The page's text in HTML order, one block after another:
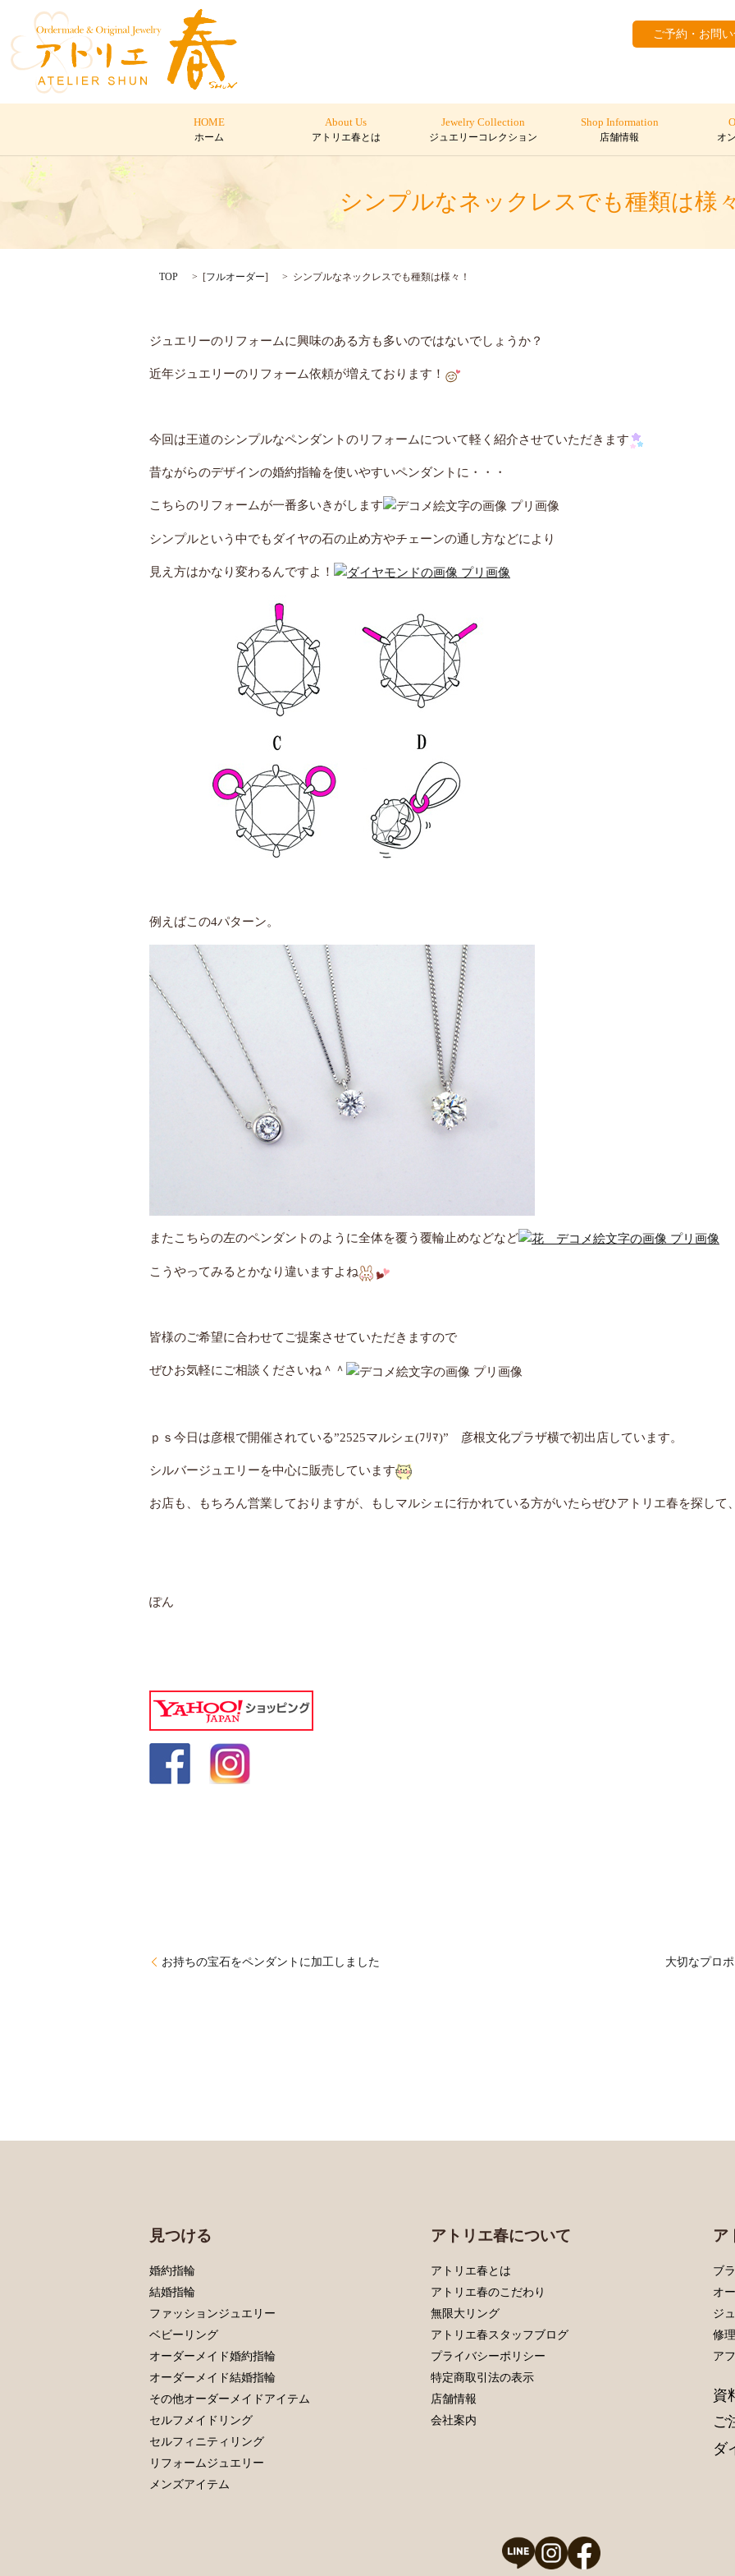
ご予約・お問
HOME
ホーム
About Us
アトリエ春とは
Jewelry Collection
ジュエリーコレクション
Shop Information
店舗情報 オ
シンプルなネックレスでも種類は様
TOP [フルオーダー] シンプルなネックレスでも種類は様々！
ジュエリーのリフォームに興味のある方も多いのではないでしょうか？
近年ジュエリーのリフォーム依頼が増えております！
今回は王道のシンプルなペンダントのリフォームについて軽く紹介させていただきます
昔ながらのデザインの婚約指輪を使いやすいペンダントに・・・
こちらのリフォームが一番多いきがします
シンプルという中でもダイヤの石の止め方やチェーンの通し方などにより
見え方はかなり変わるんですよ！
例えばこの4パターン。
またこちらの左のペンダントのように全体を覆う覆輪止めなどなど
こうやってみるとかなり違いますよね
皆様のご希望に合わせてご提案させていただきますので
ぜひお気軽にご相談くださいね＾＾
ｐｓ今日は彦根で開催されている”2525マルシェ(ﾌﾘﾏ)” 彦根文化プラザ横で初出店しています。
シルバージュエリーを中心に販売しています
お店も、もちろん営業しておりますが、もしマルシェに行かれている方がいたらぜひアトリエ春を探して
ぽん
お持ちの宝石をペンダントに加工しました 大切なプロ
見つける
婚約指輪
結婚指輪
ファッションジュエリー
ベビーリング
オーダーメイド婚約指輪
オーダーメイド結婚指輪
その他オーダーメイドアイテム
セルフメイドリング
セルフィニティリング
リフォームジュエリー
メンズアイテム
アトリエ春について
アトリエ春とは
アトリエ春のこだわり
無限大リング
アトリエ春スタッフブログ
プライバシーポリシー
特定商取引法の表示
店舗情報
会社案内
ア
ブ
オ
ジ
修
ア
資
ご
ダ